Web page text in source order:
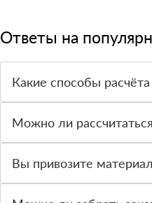
Ответы на
Какие способы
Можно ли
Вы привозите